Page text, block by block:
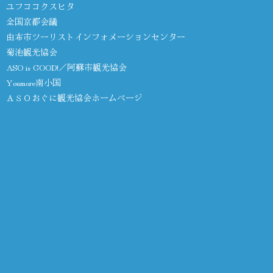
ユフココクスヒタ
全国京都会議
由布市ツーリストインフォメーションセンター
菊池観光協会
ASO is GOOD!／阿蘇市観光協会
Youmore南小国
ＡＳＯおぐに観光協会ホームページ